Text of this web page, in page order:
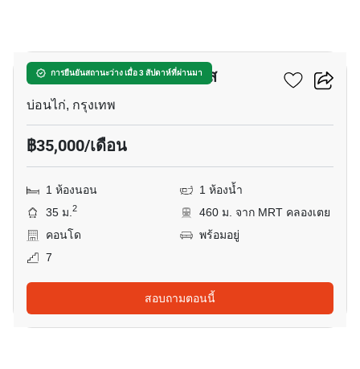
การยืนยันสถานะว่าง เมื่อ 3 สัปดาห์ที่ผ่านมา
เดอะ คราวน์ เรสซิเดนท์เซส
บ่อนไก่, กรุงเทพ
฿35,000/เดือน
1 ห้องนอน
1 ห้องน้ำ
35 ม.2
460 ม. จาก MRT คลองเตย
คอนโด
พร้อมอยู่
7
สอบถามตอนนี้